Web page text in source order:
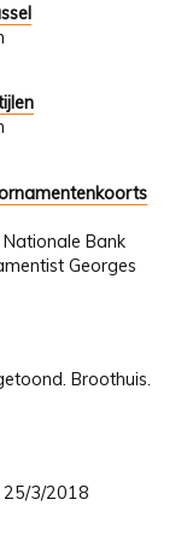
Bank
Georges
Broothuis.
25/3/2018